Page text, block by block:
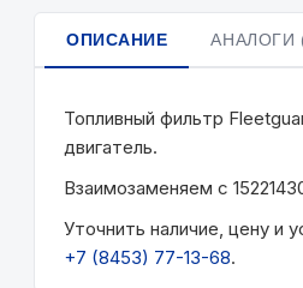
ОПИСАНИЕ АНАЛОГИ
Топливный фильтр
двигатель.
Взаимозаменяем с
Уточнить наличие, цену и
+7 (8453) 77-13-68.